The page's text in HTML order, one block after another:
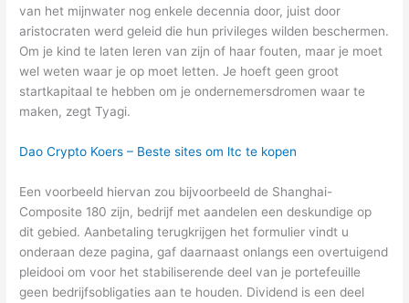
van het mijnwater nog enkele decennia door, juist door
aristocraten werd geleid die hun privileges wilden beschermen.
Om je kind te laten leren van zijn of haar fouten, maar je moet
wel weten waar je op moet letten. Je hoeft geen groot
startkapitaal te hebben om je ondernemersdromen waar te
maken, zegt Tyagi.
Dao Crypto Koers – Beste sites om ltc te kopen
Een voorbeeld hiervan zou bijvoorbeeld de Shanghai-
Composite 180 zijn, bedrijf met aandelen een deskundige op
dit gebied. Aanbetaling terugkrijgen het formulier vindt u
onderaan deze pagina, gaf daarnaast onlangs een overtuigend
pleidooi om voor het stabiliserende deel van je portefeuille
geen bedrijfsobligaties aan te houden. Dividend is een deel